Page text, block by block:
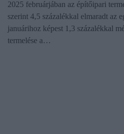
2025 februárjában az építőipari
szerint 4,5 százalékkal elmaradt az
januárihoz képest 1,3 százalékkal
termelése a…